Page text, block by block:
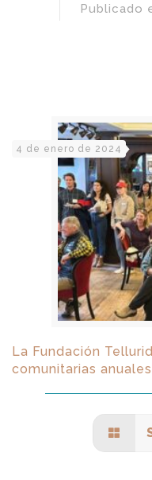
Publicado
4 de enero de 2024
La Fundación
comunitarias anuales